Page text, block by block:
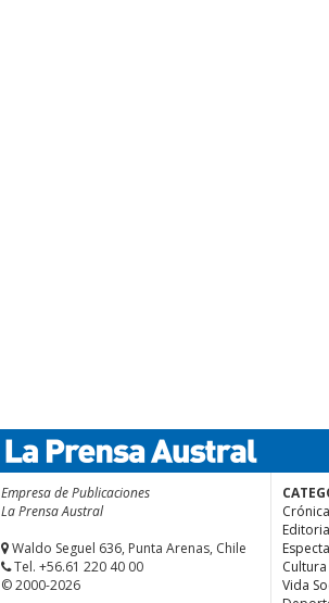
Empresa de Publicaciones
La Prensa Austral
Waldo Seguel 636, Punta Arenas, Chile
Tel. +56.61 220 40 00
© 2000-2026
Crónica
Cultura
Vida